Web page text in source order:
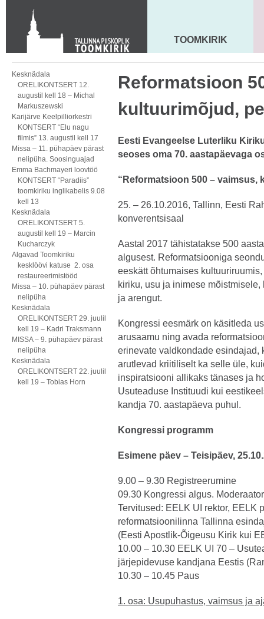
Toom-Kooli 6, 10130 TALLINN
tallinna.toom
+372 644 4140
MAARJA KIRIK
TOOMKIRIK
Kesknädala
ORELIKONTSERT 12.
augustil kell 18 – Michal
Markuszewski
Karijärve Keelpilliorkestri
KONTSERT “Elu nagu
filmis” 13. augustil kell 17
Missa – 11. pühapäev pärast
nelipüha. Soosinguajad
Emma Bachmayeri loovtöö
KONTSERT “Paradiis”
toomkiriku inglikabelis 9.08
kell 13
Kesknädala
ORELIKONTSERT 5.
augustil kell 19 – Marcin
Kucharczyk
Algavad Toomkiriku
kesklöövi katuse 2. osa
restaureerimistööd
Missa – 10. pühapäev pärast
nelipüha
Kesknädala
ORELIKONTSERT 29. juulil
kell 19 – Kadri Traksmann
MISSA – 9. pühapäev pärast
nelipüha
Kesknädala
ORELIKONTSERT 22. juulil
kell 19 – Tobias Horn
Reformatsioon
kultuurimõjud,
Eesti Evangeelse Luterliku
seoses oma 70. aastapäevaga
“Reformatsioon 500 –
25. – 26.10.2016, Tallinn, Eesti
konverentsisaal
Aastal 2017 tähistatakse 500
algusest. Reformatsiooniga
eeskätt õhtumaises
kiriku, usu ja inimese
ja arengut.
Kongressi eesmärk on käsitleda
arusaamu ning avada
erinevate valdkondade
arutlevad kriitiliselt ka selle üle,
inspiratsiooni allikaks tänases ja
Usuteaduse Instituudi kui
kandja 70. aastapäeva puhul.
Kongressi programm
Esimene päev – Teisipäev,
9.00 – 9.30 Registreerumine
09.30 Kongressi algus.
Tervitused: EELK UI rektor, EELK
reformatsioonilinna Tallinna
(Eesti Apostlik-Õigeusu Kirik kui
10.00 – 10.30 EELK UI 70 –
järjepidevuse kandjana Eestis
10.30 – 10.45 Paus
1. osa: Usupuhastus, vaimsus ja